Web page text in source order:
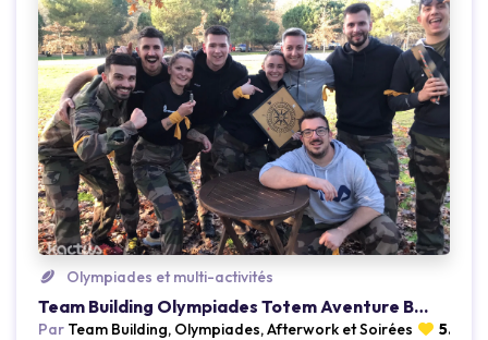
Loading...
Olympiades et multi-activités
Team Building Olympiades Totem Aventure Bordeaux (33)
Par Team Building, Olympiades, Afterwork et Soirées 5.0